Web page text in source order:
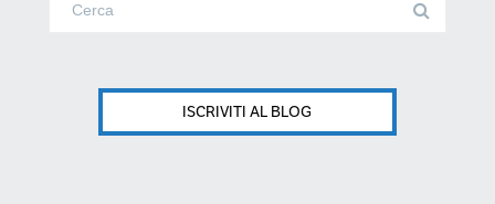
ISCRIVITI AL BLOG